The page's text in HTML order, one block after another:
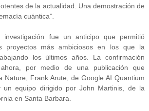
de la actualidad. Una demostración de
cuántica”.
fue un anticipo que permitió
proyectos más ambiciosos en los que la
los últimos años. La confirmación
por medio de una publicación que
Nature, Frank Arute, de Google AI Quantium
un equipo dirigido por John Martinis, de la
en Santa Barbara.